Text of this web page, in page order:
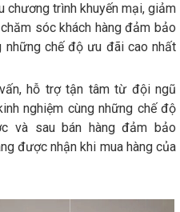
chương trình khuyến mại, giảm
sóc khách hàng đảm bảo
chế độ ưu đãi cao nhất
hỗ trợ tận tâm từ đội ngũ
nghiệm cùng những chế độ
và sau bán hàng đảm bảo
được nhận khi mua hàng của